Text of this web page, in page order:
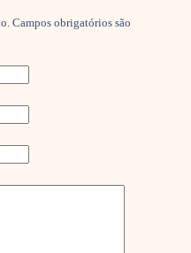
Campos obrigatórios são